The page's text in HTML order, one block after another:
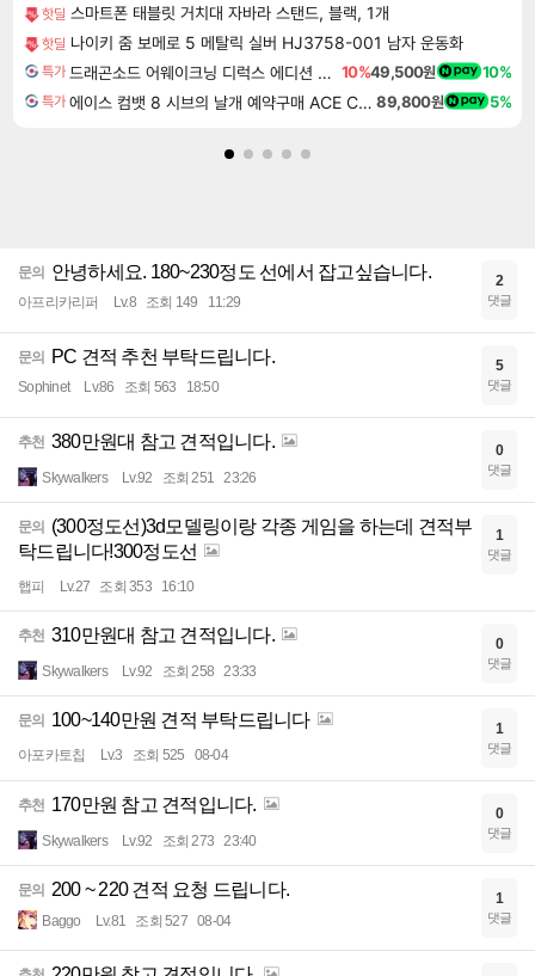
핫딜 스마트폰 태블릿 거치대 자바라 스탠드, 블랙, 1개
핫딜 나이키 줌 보메로 5 메탈릭 실버 HJ3758-001 남자 운동화
특가 드래곤소드 어웨이크닝 디럭스 에디션 DragonSword Awakening Deluxe Edition 10%49,500원 10%
특가 에이스 컴뱃 8 시브의 날개 예약구매 ACE COMBAT 8 WINGS OF THEVE 89,800원 5%
문의 안녕하세요. 180~230정도 선에서 잡고싶습니다.
아프리카리퍼 Lv.8 조회 149 11:29
2
댓글
문의 PC 견적 추천 부탁드립니다.
Sophinet Lv.86 조회 563 18:50
5
댓글
추천 380만원대 참고 견적입니다.
Skywalkers Lv.92 조회 251 23:26
0
댓글
문의 (300정도선)3d모델링이랑 각종 게임을 하는데 견적부
탁드립니다!300정도선
햅피 Lv.27 조회 353 16:10
1
댓글
추천 310만원대 참고 견적입니다.
Skywalkers Lv.92 조회 258 23:33
0
댓글
문의 100~140만원 견적 부탁드립니다
아포카토칩 Lv.3 조회 525 08-04
1
댓글
추천 170만원 참고 견적입니다.
Skywalkers Lv.92 조회 273 23:40
0
댓글
문의 200 ~ 220 견적 요청 드립니다.
Baggo Lv.81 조회 527 08-04
1
댓글